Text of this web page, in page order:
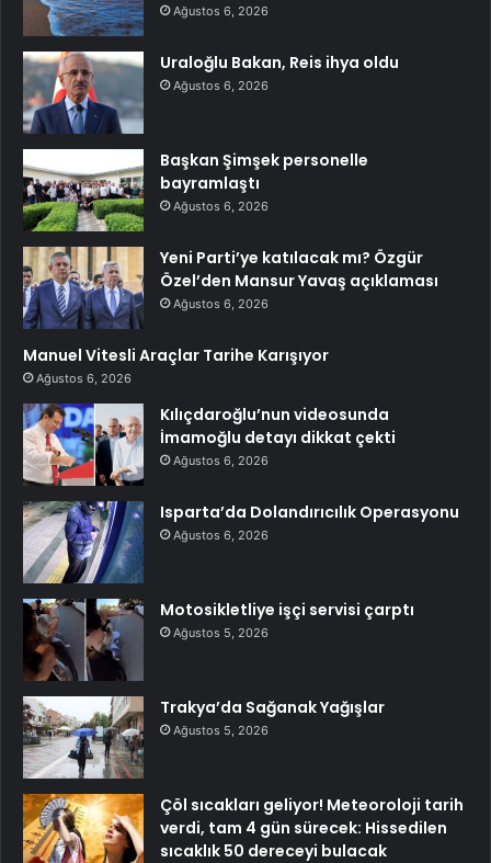
Ağustos 6, 2026
Uraloğlu Bakan, Reis ihya oldu
Ağustos 6, 2026
Başkan Şimşek personelle
bayramlaştı
Ağustos 6, 2026
Yeni Parti’ye katılacak mı? Özgür
Özel’den Mansur Yavaş açıklaması
Ağustos 6, 2026
Manuel Vitesli Araçlar Tarihe Karışıyor
Ağustos 6, 2026
Kılıçdaroğlu’nun videosunda
İmamoğlu detayı dikkat çekti
Ağustos 6, 2026
Isparta’da Dolandırıcılık Operasyonu
Ağustos 6, 2026
Motosikletliye işçi servisi çarptı
Ağustos 5, 2026
Trakya’da Sağanak Yağışlar
Ağustos 5, 2026
Çöl sıcakları geliyor! Meteoroloji tarih
verdi, tam 4 gün sürecek: Hissedilen
sıcaklık 50 dereceyi bulacak